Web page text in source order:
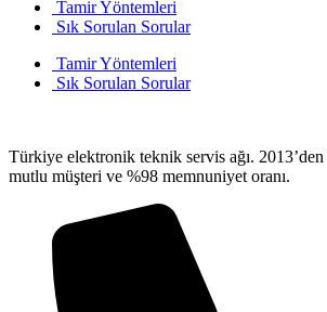
Tamir Yöntemleri
Sık Sorulan Sorular
Tamir Yöntemleri
Sık Sorulan Sorular
Türkiye elektronik teknik servis ağı.
mutlu müşteri ve %98 memnuniyet oranı.